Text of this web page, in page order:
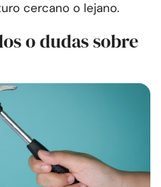
cercano o lejano.
o dudas sobre